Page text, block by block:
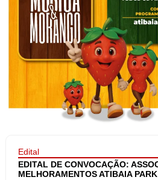
Edital
EDITAL DE CONVOCAÇÃO:
MELHORAMENTOS ATIBAIA